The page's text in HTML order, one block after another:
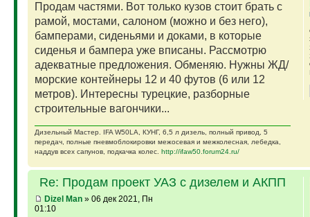
Продам частями. Вот только кузов стоит брать с
рамой, мостами, салоном (можно и без него),
бамперами, сиденьями и доками, в которые
сиденья и бампера уже вписаны. Рассмотрю
адекватные предложения. Обменяю. Нужны ЖД/
морские контейнеры 12 и 40 футов (6 или 12
метров). Интересны турецкие, разборные
строительные вагончики...
Дизельный Мастер. IFA W50LA, КУНГ, 6,5 л дизель, полный привод, 5
передач, полные пневмоблокировки межосевая и межколесная, лебедка,
наддув всех сапунов, подкачка колес. http://ifaw50.forum24.ru/
Re: Продам проект УАЗ с дизелем и АКПП
Dizel Man» 06 дек 2021, Пн
01:10